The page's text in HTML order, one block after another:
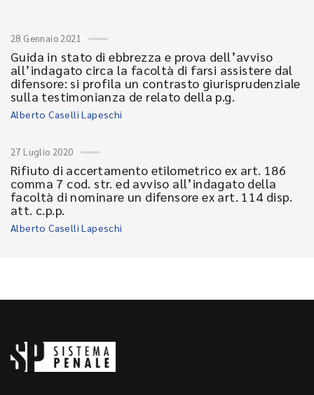
28 Gennaio 2021
Guida in stato di ebbrezza e prova dell’avviso
all’indagato circa la facoltà di farsi assistere dal
difensore: si profila un contrasto giurisprudenziale
sulla testimonianza de relato della p.g.
Alberto Caselli Lapeschi
27 Luglio 2020
Rifiuto di accertamento etilometrico ex art. 186
comma 7 cod. str. ed avviso all’indagato della
facoltà di nominare un difensore ex art. 114 disp.
att. c.p.p.
Alberto Caselli Lapeschi